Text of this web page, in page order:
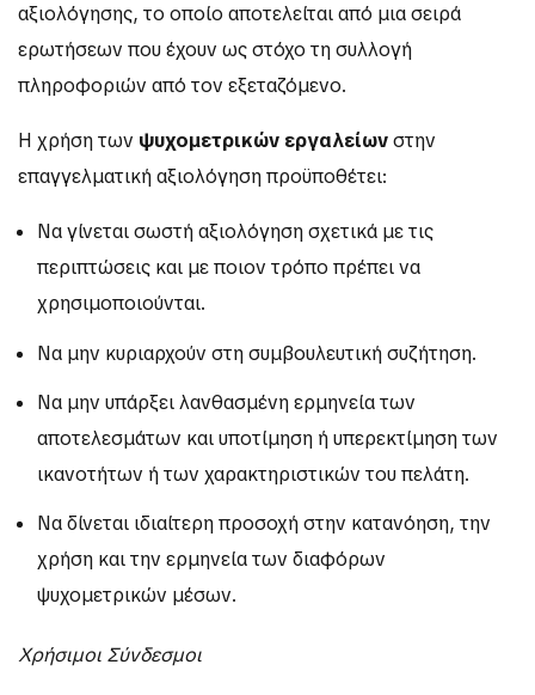
αξιολόγησης, το οποίο αποτελείται από μια σειρά
ερωτήσεων που έχουν ως στόχο τη συλλογή
πληροφοριών από τον εξεταζόμενο.
Η χρήση των ψυχομετρικών εργαλείωνστην
επαγγελματική αξιολόγηση προϋποθέτει:
Να γίνεται σωστή αξιολόγηση σχετικά με τις
περιπτώσεις και με ποιον τρόπο πρέπει να
χρησιμοποιούνται.
Να μην κυριαρχούν στη συμβουλευτική συζήτηση.
Να μην υπάρξει λανθασμένη ερμηνεία των
αποτελεσμάτων και υποτίμηση ή υπερεκτίμηση των
ικανοτήτων ή των χαρακτηριστικών του πελάτη.
Να δίνεται ιδιαίτερη προσοχή στην κατανόηση, την
χρήση και την ερμηνεία των διαφόρων
ψυχομετρικών μέσων.
Χρήσιμοι Σύνδεσμοι